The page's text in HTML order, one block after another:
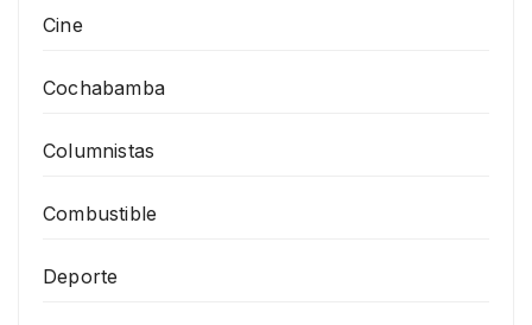
Cine
Cochabamba
Columnistas
Combustible
Deporte